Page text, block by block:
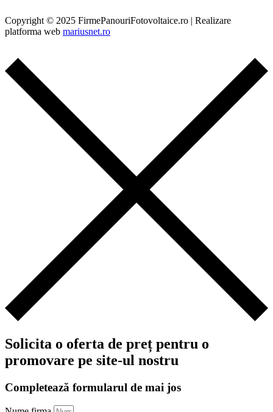
Copyright © 2025 FirmePanouriFotovoltaice.ro | Realizare
platforma web mariusnet.ro
Solicita o oferta de preț pentru o
promovare pe site-ul nostru
Completează formularul de mai jos